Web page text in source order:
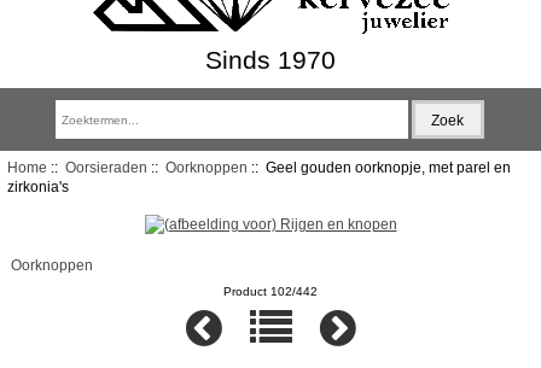
Sinds 1970
Home :: Oorsieraden :: Oorknoppen :: Geel gouden oorknopje, met parel en
zirkonia's
Oorknoppen
Product 102/442